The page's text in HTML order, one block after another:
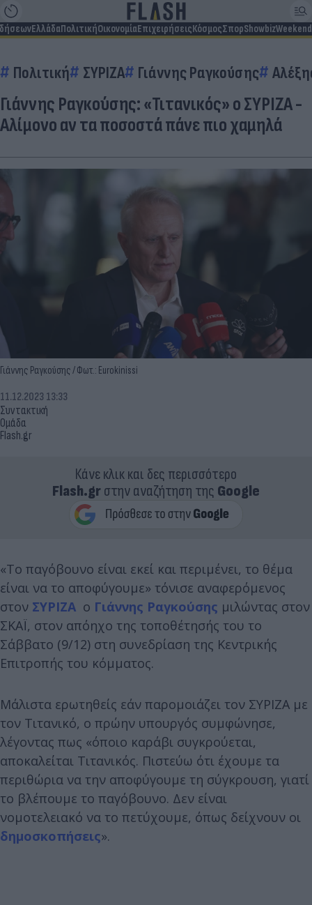
ΕλλάδαΠολιτικήΟικονομίαΕπιχειρήσειςΚόσμοςΣπορShowbizWeekend
Πολιτική ΣΥΡΙΖΑ Γιάννης Ραγκούσης
Γιάννης Ραγκούσης: «Τιτανικός» ο ΣΥΡΙΖΑ -
Αλίμονο αν τα ποσοστά πάνε πιο χαμηλά
Γιάννης Ραγκούσης / Φωτ.: Eurokinissi
Συντακτική
Ομάδα
Flash.gr
11.12.2023 13:33
Κάνε κλικ και δες περισσότερο
Flash.grστην αναζήτηση της Google
«Το παγόβουνο είναι εκεί και περιμένει, το θέμα
είναι να το αποφύγουμε» τόνισε αναφερόμενος
στον ΣΥΡΙΖΑ ο Γιάννης Ραγκούσης μιλώντας στον
ΣΚΑΪ, στον απόηχο της τοποθέτησής του το
Σάββατο (9/12) στη συνεδρίαση της Κεντρικής
Επιτροπής του κόμματος.
Μάλιστα ερωτηθείς εάν παρομοιάζει τον ΣΥΡΙΖΑ με
τον Τιτανικό, ο πρώην υπουργός συμφώνησε,
λέγοντας πως «όποιο καράβι συγκρούεται,
αποκαλείται Τιτανικός. Πιστεύω ότι έχουμε τα
περιθώρια να την αποφύγουμε τη σύγκρουση, γιατί
το βλέπουμε το παγόβουνο. Δεν είναι
νομοτελειακό να το πετύχουμε, όπως δείχνουν οι
δημοσκοπήσεις».